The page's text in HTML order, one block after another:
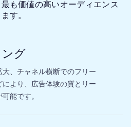
も価値の高いオーディエンス
す。
グ
、チャネル横断でのフリー
より、広告体験の質とリー
能です。